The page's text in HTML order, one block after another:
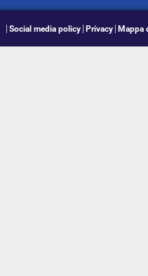
Social media policy Privacy Mappa